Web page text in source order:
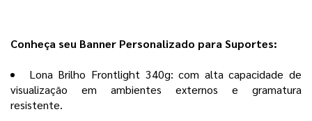
Conheça seu Banner Personalizado para Suportes:
Lona Brilho Frontlight 340g: com alta capacidade de
visualização em ambientes externos e gramatura
resistente.